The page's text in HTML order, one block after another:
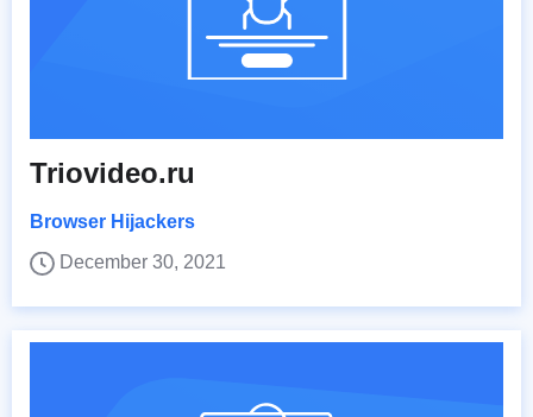
Triovideo.ru
Browser Hijackers
December 30, 2021